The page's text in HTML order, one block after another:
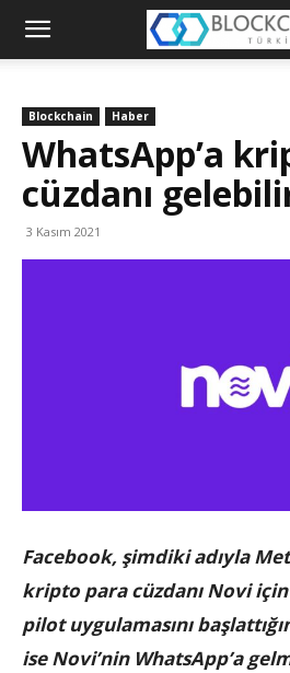
Blockchain
Platformu
Blockchain Haber
WhatsApp’a
cüzdanı
3 Kasım 2021
Facebook, şimdiki adıyla
kripto para cüzdanı Novi
pilot uygulamasını
ise Novi’nin WhatsApp’a